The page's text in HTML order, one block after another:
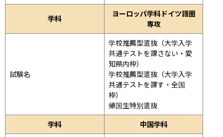
学科
ヨーロッパ学科ドイツ語圏
専攻
試験名
学校推薦型選抜（大学入学
共通テストを課さない・愛
知県内枠）
学校推薦型選抜（大学入学
共通テストを課す・全国
枠）
帰国生特別選抜
学科
中国学科